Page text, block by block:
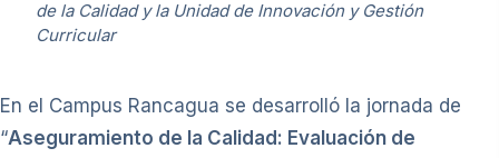
de la Calidad y la Unidad de Innovación y Gestión
Curricular
En el Campus Rancagua se desarrolló la jornada de
“Aseguramiento de la Calidad: Evaluación de